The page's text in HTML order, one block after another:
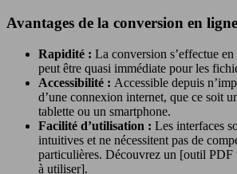
Avantages de la conversion en ligne
Rapidité : La conversion s’effectue
peut être quasi immédiate pour les
Accessibilité : Accessible depuis
d’une connexion internet, que ce soit
tablette ou un smartphone.
Facilité d’utilisation : Les interfaces
intuitives et ne nécessitent pas de
particulières. Découvrez un [outil
à utiliser].